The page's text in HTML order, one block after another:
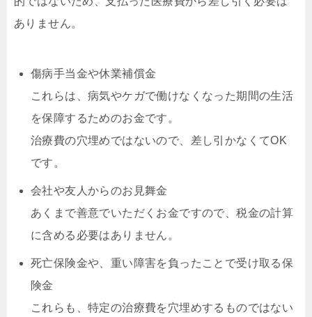
ありません。
傷病手当金や休業補償金
これらは、病気やケガで働けなくなった期間の生活
を保障するためのお金です。
治療費の穴埋めではないので、差し引かなくてOK
です。
会社や友人からのお見舞金
あくまで善意でいただくお金ですので、税金の計算
に含める必要はありません。
死亡保険金や、重い障害を負ったことで受け取る保
険金
これらも、特定の治療費を穴埋めするものではない